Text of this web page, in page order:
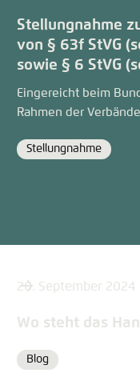
Stellungnahme
von § 63f StVG
sowie § 6 StVG
Eingereicht beim
Rahmen der
Format
Stellungnahme
26. September 2024
Wo steht das
Format
Blog